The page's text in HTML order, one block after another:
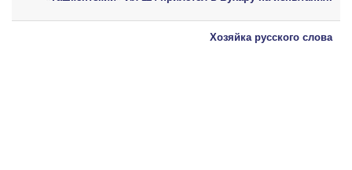
Хозяйка русского слова